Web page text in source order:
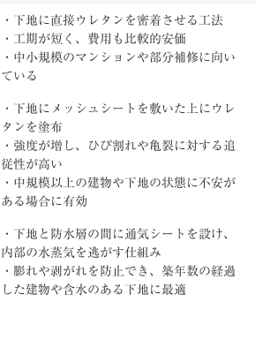
・下地に直接ウレタンを密着させる工法
・工期が短く、費用も比較的安価
・中小規模のマンションや部分補修に向い
ている
・下地にメッシュシートを敷いた上にウレ
タンを塗布
・強度が増し、ひび割れや亀裂に対する追
従性が高い
・中規模以上の建物や下地の状態に不安が
ある場合に有効
・下地と防水層の間に通気シートを設け、
内部の水蒸気を逃がす仕組み
・膨れや剥がれを防止でき、築年数の経過
した建物や含水のある下地に最適